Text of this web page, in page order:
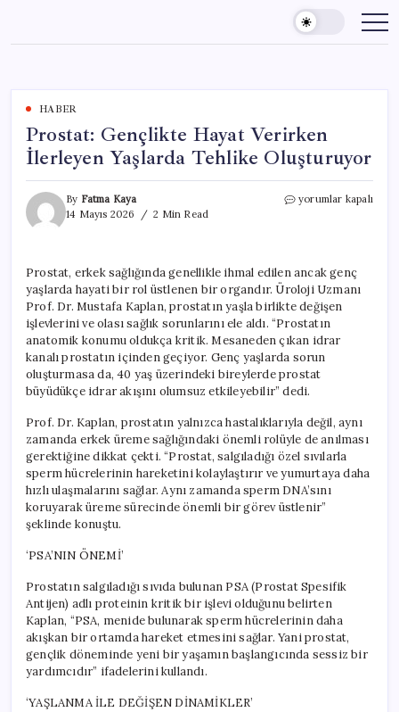
content
HABER
Prostat: Gençlikte Hayat Verirken
İlerleyen Yaşlarda Tehlike Oluşturuyor
By Fatma Kaya
14 Mayıs 2026
2 Min Read
Prostat:
Yaşlarda
Tehlike
Oluşturuyor
için
yorumlar kapalı
Prostat, erkek sağlığında genellikle ihmal edilen ancak genç
yaşlarda hayati bir rol üstlenen bir organdır. Üroloji Uzmanı
Prof. Dr. Mustafa Kaplan, prostatın yaşla birlikte değişen
işlevlerini ve olası sağlık sorunlarını ele aldı. “Prostatın
anatomik konumu oldukça kritik. Mesaneden çıkan idrar
kanalı prostatın içinden geçiyor. Genç yaşlarda sorun
oluşturmasa da, 40 yaş üzerindeki bireylerde prostat
büyüdükçe idrar akışını olumsuz etkileyebilir” dedi.
Prof. Dr. Kaplan, prostatın yalnızca hastalıklarıyla değil, aynı
zamanda erkek üreme sağlığındaki önemli rolüyle de anılması
gerektiğine dikkat çekti. “Prostat, salgıladığı özel sıvılarla
sperm hücrelerinin hareketini kolaylaştırır ve yumurtaya daha
hızlı ulaşmalarını sağlar. Aynı zamanda sperm DNA’sını
koruyarak üreme sürecinde önemli bir görev üstlenir”
şeklinde konuştu.
‘PSA’NIN ÖNEMİ’
Prostatın salgıladığı sıvıda bulunan PSA (Prostat Spesifik
Antijen) adlı proteinin kritik bir işlevi olduğunu belirten
Kaplan, “PSA, menide bulunarak sperm hücrelerinin daha
akışkan bir ortamda hareket etmesini sağlar. Yani prostat,
gençlik döneminde yeni bir yaşamın başlangıcında sessiz bir
yardımcıdır” ifadelerini kullandı.
‘YAŞLANMA İLE DEĞİŞEN DİNAMİKLER’